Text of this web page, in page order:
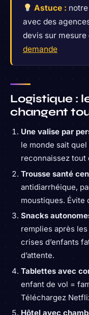
Astuce :
avec des
devis sur
demande
Logistique :
changent
Une valise par
le monde sait
reconnaissez tout
Trousse santé
antidiarrhéique,
moustiques. Évite
Snacks
remplies après
crises d’enfants
d’attente.
Tablettes avec
enfant de vol =
Téléchargez
Hôtel avec